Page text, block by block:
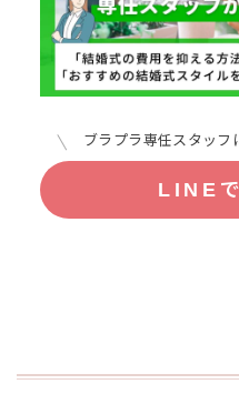
ブラプラ専任スタッフ
LINE